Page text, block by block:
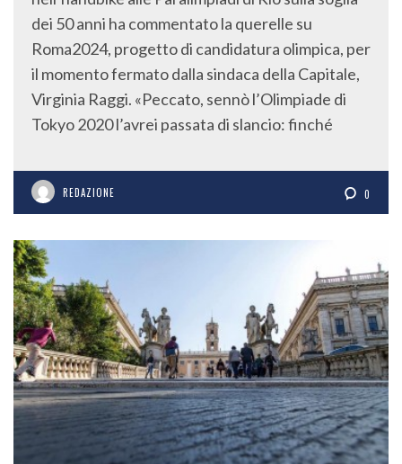
dei 50 anni ha commentato la querelle su
Roma2024, progetto di candidatura olimpica, per
il momento fermato dalla sindaca della Capitale,
Virginia Raggi. «Peccato, sennò l’Olimpiade di
Tokyo 2020 l’avrei passata di slancio: finché